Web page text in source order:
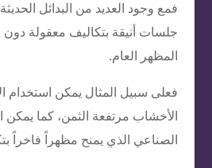
فمع وجود العديد من البدائل
جلسات أنيقة بتكاليف معقولة دون
المظهر العام.
فعلى سبيل المثال يمكن استخدام
الأخشاب مرتفعة الثمن، كما يمكن
الصناعي الذي يمنح مظهراً فاخراً